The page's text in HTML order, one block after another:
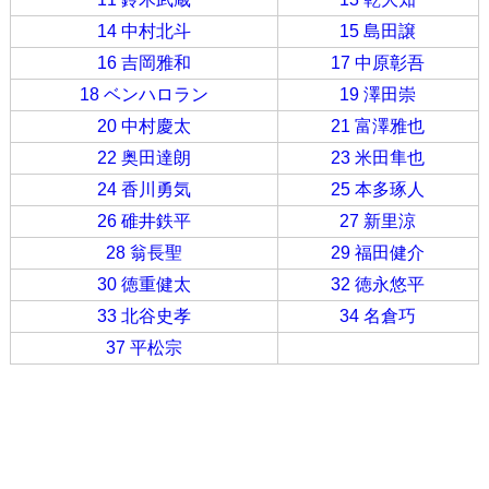
14 中村北斗
15 島田譲
16 吉岡雅和
17 中原彰吾
18 ベンハロラン
19 澤田崇
20 中村慶太
21 富澤雅也
22 奥田達朗
23 米田隼也
24 香川勇気
25 本多琢人
26 碓井鉄平
27 新里涼
28 翁長聖
29 福田健介
30 徳重健太
32 徳永悠平
33 北谷史孝
34 名倉巧
37 平松宗